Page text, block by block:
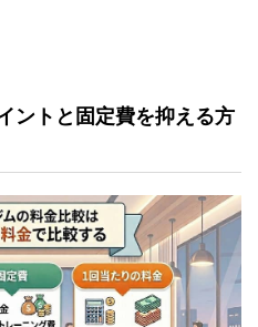
ントと固定費を抑える方